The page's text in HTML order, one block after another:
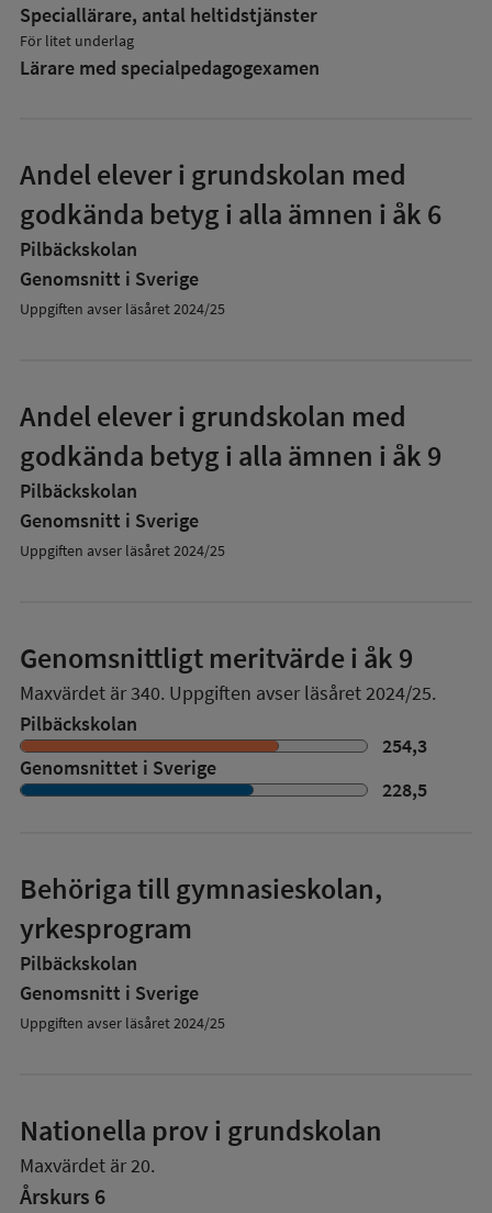
Speciallärare, antal heltidstjänster
För litet underlag
Lärare med specialpedagog­examen
Andel elever i grundskolan med
godkända betyg i alla ämnen i åk 6
Pilbäckskolan
Genomsnitt i Sverige
Uppgiften avser läsåret 2024/25
Andel elever i grundskolan med
godkända betyg i alla ämnen i åk 9
Pilbäckskolan
Genomsnitt i Sverige
Uppgiften avser läsåret 2024/25
Genomsnittligt meritvärde i åk 9
Maxvärdet är 340. Uppgiften avser läsåret 2024/25.
Pilbäckskolan
254,3
Genomsnittet i Sverige
228,5
Behöriga till gymnasieskolan,
yrkesprogram
Pilbäckskolan
Genomsnitt i Sverige
Uppgiften avser läsåret 2024/25
Nationella prov i grundskolan
Maxvärdet är 20.
Årskurs 6